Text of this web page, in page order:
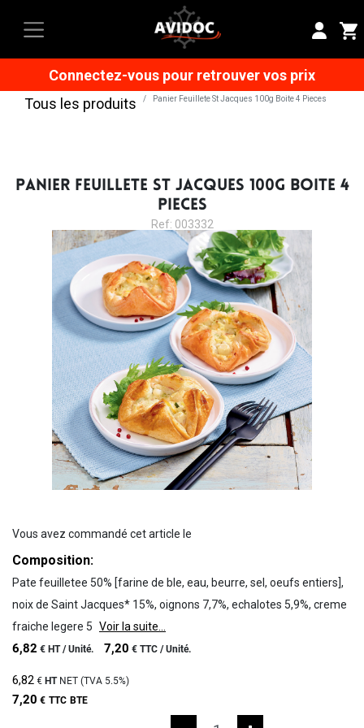
Connectez-vous pour retrouver vos prix
Tous les produits
Panier Feuillete St Jacques 100g Boite 4 Pieces
PANIER FEUILLETE ST JACQUES 100G BOITE 4
PIECES
Ref: 003332
Vous avez commandé cet article le
Composition:
Pate feuilletee 50% [farine de ble, eau, beurre, sel, oeufs entiers],
noix de Saint Jacques* 15%, oignons 7,7%, echalotes 5,9%, creme
fraiche legere 5 Voir la suite...
6,82 € HT /Unité. 7,20 € TTC /Unité.
6,82 € HTNET (TVA 5.5%)
7,20 € TTC BTE